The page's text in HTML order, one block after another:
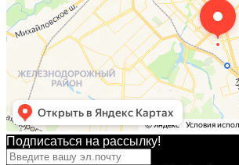
Подписаться на рассылкy!